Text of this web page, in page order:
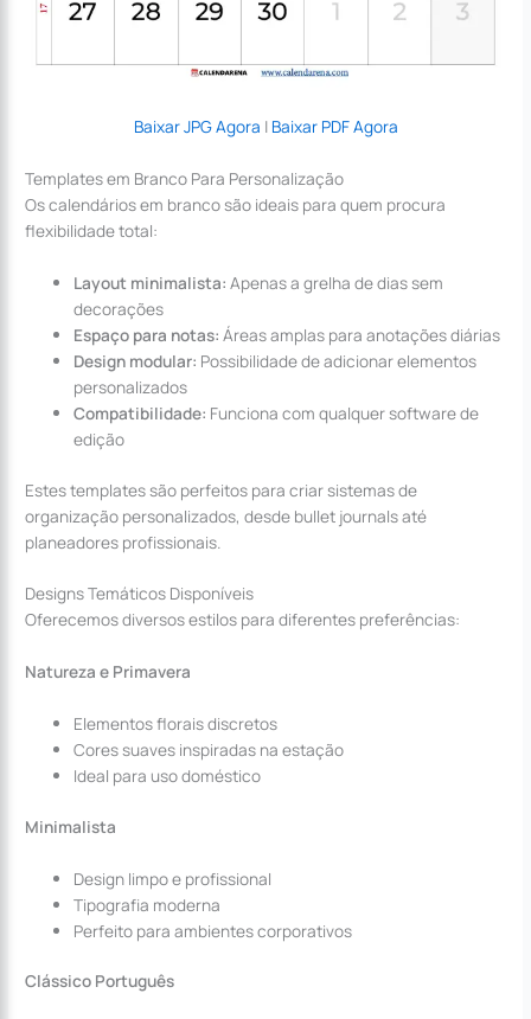
Baixar JPG Agora | Baixar PDF Agora
Templates em Branco Para Personalização
Os calendários em branco são ideais para quem procura
flexibilidade total:
Layout minimalista: Apenas a grelha de dias sem
decorações
Espaço para notas: Áreas amplas para anotações diárias
Design modular: Possibilidade de adicionar elementos
personalizados
Compatibilidade: Funciona com qualquer software de
edição
Estes templates são perfeitos para criar sistemas de
organização personalizados, desde bullet journals até
planeadores profissionais.
Designs Temáticos Disponíveis
Oferecemos diversos estilos para diferentes preferências:
Natureza e Primavera
Elementos florais discretos
Cores suaves inspiradas na estação
Ideal para uso doméstico
Minimalista
Design limpo e profissional
Tipografia moderna
Perfeito para ambientes corporativos
Clássico Português